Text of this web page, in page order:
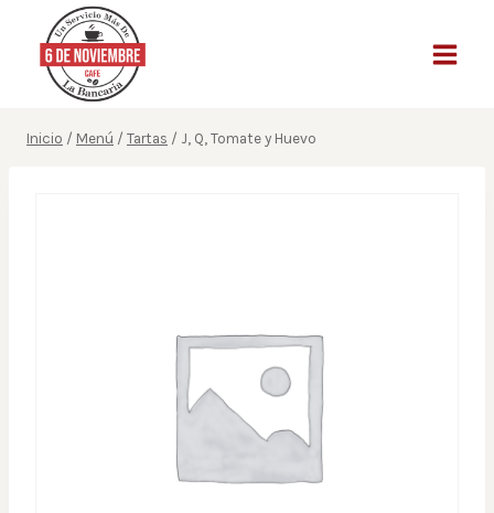
contenido
Inicio / Menú / Tartas / J, Q, Tomate y Huevo